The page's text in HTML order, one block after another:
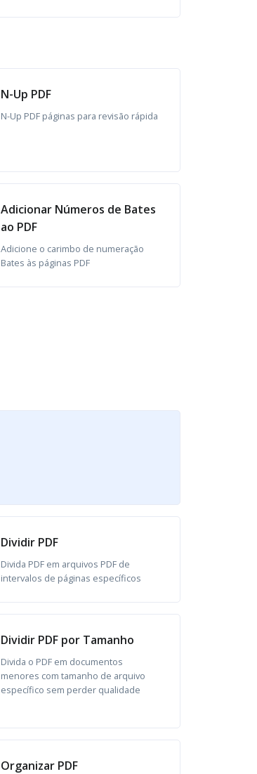
N-Up PDF
N-Up PDF páginas para revisão rápida
Adicionar Números de Bates
ao PDF
Adicione o carimbo de numeração
Bates às páginas PDF
Dividir PDF
Divida PDF em arquivos PDF de
intervalos de páginas específicos
Dividir PDF por Tamanho
Divida o PDF em documentos
menores com tamanho de arquivo
específico sem perder qualidade
Organizar PDF